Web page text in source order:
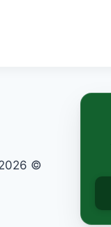
© 2026 בית וגן - WordPress Theme by